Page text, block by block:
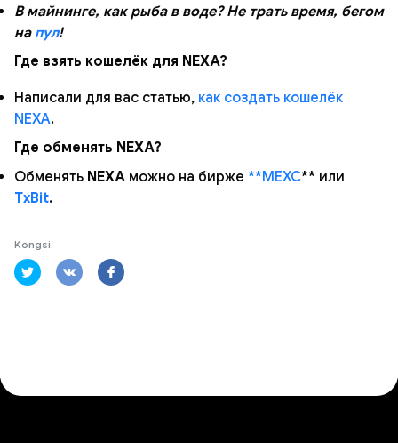
В майнинге, как рыба в воде? Не трать время, бегом
на пул!
Где взять кошелёк для NEXA?
Написали для вас статью, как создать кошелёк
NEXA.
Где обменять NEXA?
Обменять NEXA можно на бирже **MEXC** или
TxBit.
Kongsi: